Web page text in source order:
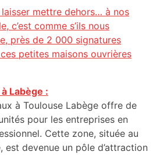
mettre dehors… à nos
c’est comme s’ils nous
près de 2 000 signatures
petites maisons ouvrières
Labège :
à Toulouse Labège offre de
pour les entreprises en
Cette zone, située au
est devenue un pôle d’attraction